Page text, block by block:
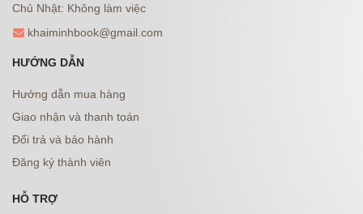
Chủ Nhật: Không làm việc
khaiminhbook@gmail.com
HƯỚNG DẪN
Hướng dẫn mua hàng
Giao nhận và thanh toán
Đổi trả và bảo hành
Đăng ký thành viên
HỖ TRỢ